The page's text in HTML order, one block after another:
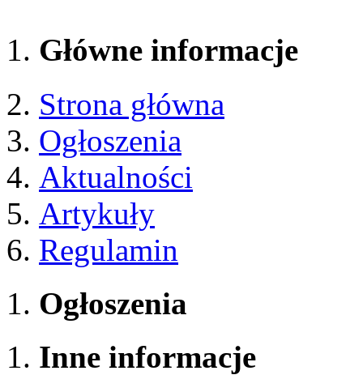
Główne informacje
Strona główna
Ogłoszenia
Aktualności
Artykuły
Regulamin
Ogłoszenia
Inne informacje